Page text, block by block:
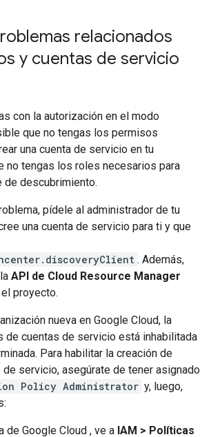
relacionados
y cuentas de servicio
con la autorización en el modo
que no tengas los permisos
una cuenta de servicio en tu
no tengas los roles necesarios para
de descubrimiento.
pídele al administrador de tu
una cuenta de servicio para ti y que
. Además,
API de Cloud Resource Manager
proyecto.
nueva en Google Cloud, la
de cuentas de servicio está inhabilitada
Para habilitar la creación de
servicio, asegúrate de tener asignado
Policy Administrator y, luego,
de Google Cloud , ve a IAM > Políticas